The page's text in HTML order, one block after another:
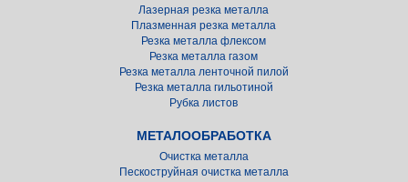
Лазерная резка металла
Плазменная резка металла
Резка металла флексом
Резка металла газом
Резка металла ленточной пилой
Резка металла гильотиной
Рубка листов
МЕТАЛООБРАБОТКА
Очистка металла
Пескоструйная очистка металла